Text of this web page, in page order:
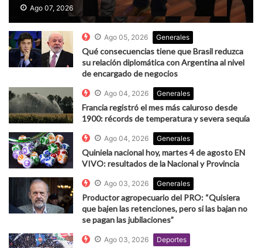
Ago 07, 2026
Ago 05, 2026 Generales
Qué consecuencias tiene que Brasil reduzca
su relación diplomática con Argentina al nivel
de encargado de negocios
Ago 04, 2026 Generales
Francia registró el mes más caluroso desde
1900: récords de temperatura y severa sequía
Ago 04, 2026 Generales
Quiniela nacional hoy, martes 4 de agosto EN
VIVO: resultados de la Nacional y Provincia
Ago 03, 2026 Generales
Productor agropecuario del PRO: “Quisiera
que bajen las retenciones, pero si las bajan no
se pagan las jubilaciones”
Ago 03, 2026 Deportes